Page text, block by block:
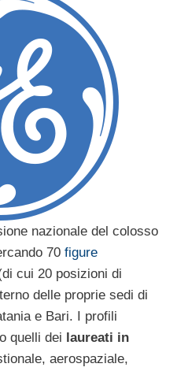
nazionale del colosso
70 figure
cui 20 posizioni di
delle proprie sedi di
e Bari. I profili
quelli dei laureati in
aerospaziale,